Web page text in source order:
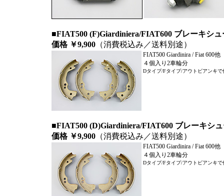
■FIAT500 (F)Giardiniera/FIAT600 ブレーキシ
価格 ￥9,900（消費税込み／送料別途）
FIAT500 Giardinira / Fiat 600他
４個入り2車輪分
Dタイプ/Fタイプ/アウトビアンキ
■FIAT500 (D)Giardiniera/FIAT600 ブレーキシ
価格 ￥9,900（消費税込み／送料別途）
FIAT500 Giardinira / Fiat 600他
４個入り2車輪分
Dタイプ/Fタイプ/アウトビアンキ